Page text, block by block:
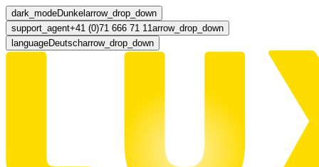
dark_modeDunkel arrow_drop_down
support_agent+41 (0)71 666 71 11arrow_drop_down
languageDeutscharrow_drop_down